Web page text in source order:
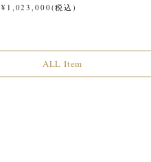
¥1,023,000(税込)
ALL Item